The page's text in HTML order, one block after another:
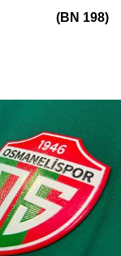
(BN 198)